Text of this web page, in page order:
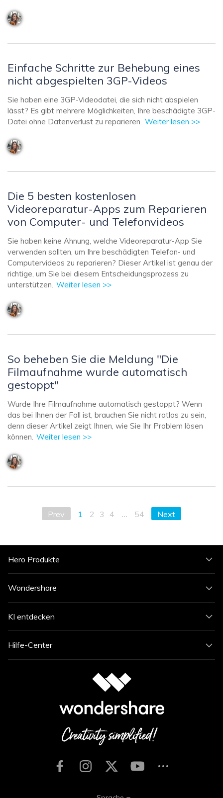
Einfache Schritte zur Behebung eines
nicht abgespielten 3GP-Videos
Sie haben eine 3GP-Videodatei, die sich nicht abspielen
lässt? Es gibt mehrere Möglichkeiten, Ihre beschädigte 3GP-
Datei ohne Datenverlust zu reparieren. Weiter lesen >>
Die 5 besten kostenlosen
Videoreparatur-Apps zum Reparieren
von Computer- und Telefonvideos
Sie haben keine Ahnung, welche Videoreparatur-App Sie
verwenden sollten, um Ihre beschädigten Telefon- und
Computervideos zu reparieren? Dieser Artikel ist genau der
richtige, um Sie bei diesem Entscheidungsprozess zu
unterstützen. Weiter lesen >>
So beheben Sie die Meldung "Die
Filmaufnahme wurde automatisch
gestoppt"
Wurde Ihre Filmaufnahme automatisch gestoppt? Wenn
das bei Ihnen der Fall ist, brauchen Sie nicht ratlos zu sein,
denn dieser Artikel zeigt Ihnen, wie Sie Ihr Problem lösen
können. Weiter lesen >>
Prev 1 2 3 4 ... 54 Next
Hero Produkte
Wondershare
KI entdecken
Hilfe-Center